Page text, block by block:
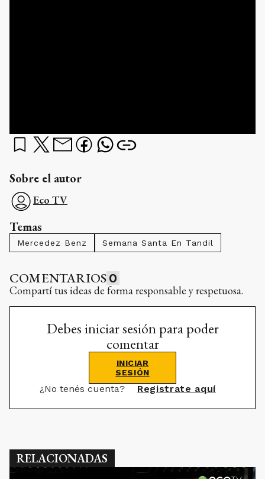
Sobre el autor
Eco TV
Temas
Mercedez Benz Semana Santa En Tandil
COMENTARIOS 0
Compartí tus ideas de forma responsable y respetuosa.
Debes iniciar sesión para poder
comentar
INICIAR
SESIÓN
¿No tenés cuenta? Registrate aquí
RELACIONADAS